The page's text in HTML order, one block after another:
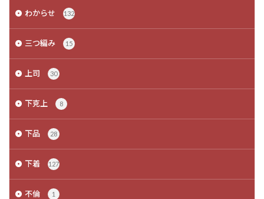
わからせ 132
三つ編み 15
上司 30
下克上 8
下品 28
下着 127
不倫 1